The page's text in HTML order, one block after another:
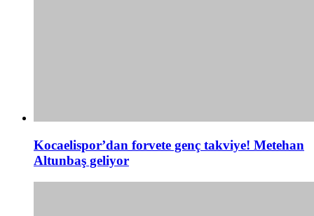
Kocaelispor’dan forvete genç takviye! Metehan
Altunbaş geliyor